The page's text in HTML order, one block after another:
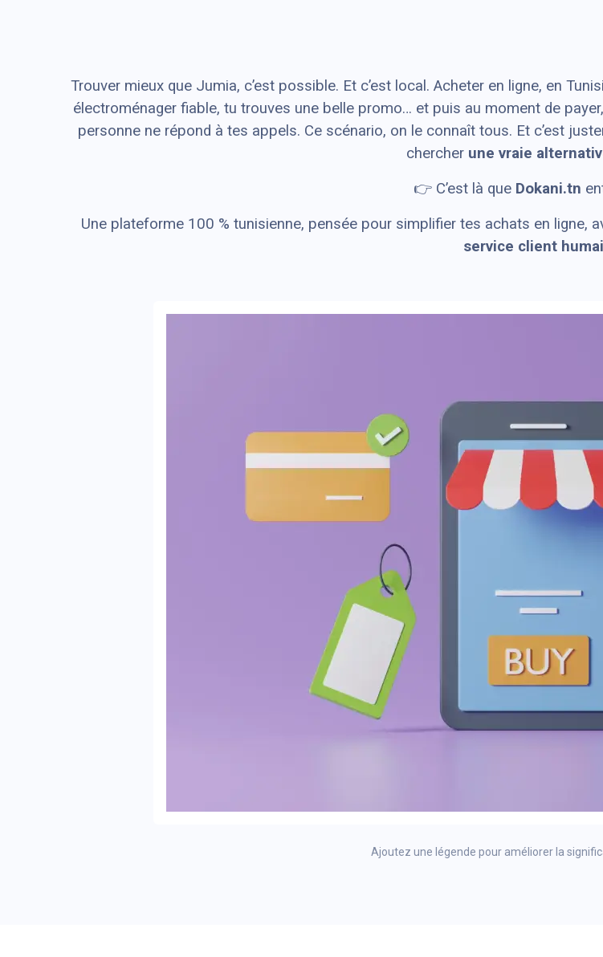
Trouver mieux que Jumia, c’est possible. Et c’est local. Acheter en ligne, en
électroménager fiable, tu trouves une belle promo… et puis au moment de payer,
personne ne répond à tes appels. Ce scénario, on le connaît tous. Et c’est
chercher une vraie
👉 C’est là que Dokani.tn
Une plateforme 100 % tunisienne, pensée pour simplifier tes achats en ligne,
service client
Ajoutez une légende pour améliorer la